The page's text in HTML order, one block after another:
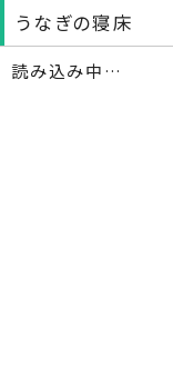
うなぎの寝床
読み込み中…